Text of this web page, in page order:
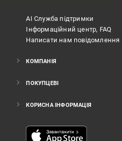
АІ Служба підтримки
Інформаційний центр, FAQ
Написати нам повідомлення
КОМПАНІЯ
ПОКУПЦЕВІ
КОРИСНА ІНФОРМАЦІЯ